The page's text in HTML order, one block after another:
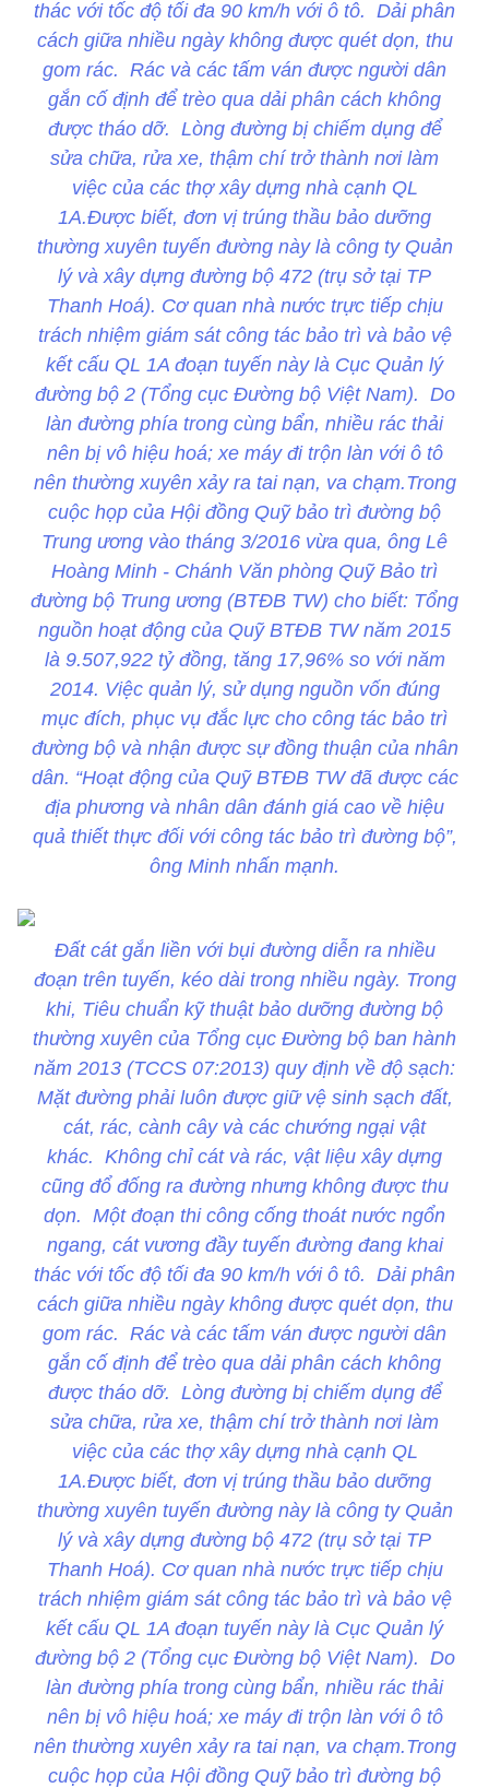
thác với tốc độ tối đa 90 km/h với ô tô. Dải phân
cách giữa nhiều ngày không được quét dọn, thu
gom rác. Rác và các tấm ván được người dân
gắn cố định để trèo qua dải phân cách không
được tháo dỡ. Lòng đường bị chiếm dụng để
sửa chữa, rửa xe, thậm chí trở thành nơi làm
việc của các thợ xây dựng nhà cạnh QL
1A.Được biết, đơn vị trúng thầu bảo dưỡng
thường xuyên tuyến đường này là công ty Quản
lý và xây dựng đường bộ 472 (trụ sở tại TP
Thanh Hoá). Cơ quan nhà nước trực tiếp chịu
trách nhiệm giám sát công tác bảo trì và bảo vệ
kết cấu QL 1A đoạn tuyến này là Cục Quản lý
đường bộ 2 (Tổng cục Đường bộ Việt Nam). Do
làn đường phía trong cùng bẩn, nhiều rác thải
nên bị vô hiệu hoá; xe máy đi trộn làn với ô tô
nên thường xuyên xảy ra tai nạn, va chạm.Trong
cuộc họp của Hội đồng Quỹ bảo trì đường bộ
Trung ương vào tháng 3/2016 vừa qua, ông Lê
Hoàng Minh - Chánh Văn phòng Quỹ Bảo trì
đường bộ Trung ương (BTĐB TW) cho biết: Tổng
nguồn hoạt động của Quỹ BTĐB TW năm 2015
là 9.507,922 tỷ đồng, tăng 17,96% so với năm
2014. Việc quản lý, sử dụng nguồn vốn đúng
mục đích, phục vụ đắc lực cho công tác bảo trì
đường bộ và nhận được sự đồng thuận của nhân
dân. “Hoạt động của Quỹ BTĐB TW đã được các
địa phương và nhân dân đánh giá cao về hiệu
quả thiết thực đối với công tác bảo trì đường bộ”,
ông Minh nhấn mạnh.
Đất cát gắn liền với bụi đường diễn ra nhiều
đoạn trên tuyến, kéo dài trong nhiều ngày. Trong
khi, Tiêu chuẩn kỹ thuật bảo dưỡng đường bộ
thường xuyên của Tổng cục Đường bộ ban hành
năm 2013 (TCCS 07:2013) quy định về độ sạch:
Mặt đường phải luôn được giữ vệ sinh sạch đất,
cát, rác, cành cây và các chướng ngại vật
khác. Không chỉ cát và rác, vật liệu xây dựng
cũng đổ đống ra đường nhưng không được thu
dọn. Một đoạn thi công cống thoát nước ngổn
ngang, cát vương đầy tuyến đường đang khai
thác với tốc độ tối đa 90 km/h với ô tô. Dải phân
cách giữa nhiều ngày không được quét dọn, thu
gom rác. Rác và các tấm ván được người dân
gắn cố định để trèo qua dải phân cách không
được tháo dỡ. Lòng đường bị chiếm dụng để
sửa chữa, rửa xe, thậm chí trở thành nơi làm
việc của các thợ xây dựng nhà cạnh QL
1A.Được biết, đơn vị trúng thầu bảo dưỡng
thường xuyên tuyến đường này là công ty Quản
lý và xây dựng đường bộ 472 (trụ sở tại TP
Thanh Hoá). Cơ quan nhà nước trực tiếp chịu
trách nhiệm giám sát công tác bảo trì và bảo vệ
kết cấu QL 1A đoạn tuyến này là Cục Quản lý
đường bộ 2 (Tổng cục Đường bộ Việt Nam). Do
làn đường phía trong cùng bẩn, nhiều rác thải
nên bị vô hiệu hoá; xe máy đi trộn làn với ô tô
nên thường xuyên xảy ra tai nạn, va chạm.Trong
cuộc họp của Hội đồng Quỹ bảo trì đường bộ